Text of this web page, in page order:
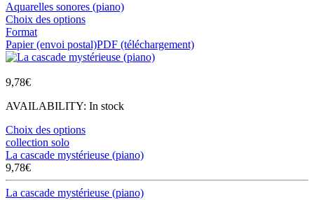
Aquarelles sonores (piano)
Choix des options
Format
Papier (envoi postal)PDF (téléchargement)
9,78€
AVAILABILITY: In stock
Choix des options
collection solo
La cascade mystérieuse (piano)
9,78€
La cascade mystérieuse (piano)